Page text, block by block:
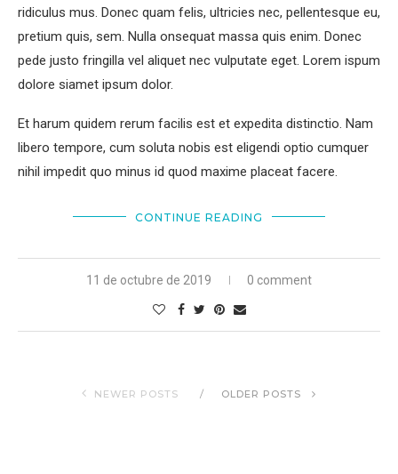
ridiculus mus. Donec quam felis, ultricies nec, pellentesque eu,
pretium quis, sem. Nulla onsequat massa quis enim. Donec
pede justo fringilla vel aliquet nec vulputate eget. Lorem ispum
dolore siamet ipsum dolor.
Et harum quidem rerum facilis est et expedita distinctio. Nam
libero tempore, cum soluta nobis est eligendi optio cumquer
nihil impedit quo minus id quod maxime placeat facere.
CONTINUE READING
11 de octubre de 2019 0 comment
NEWER POSTS OLDER POSTS